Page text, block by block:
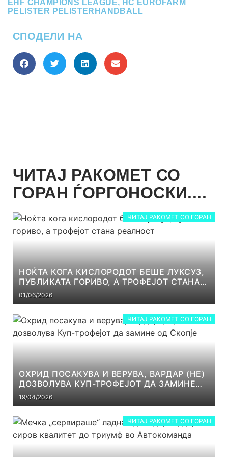
EHF CHAMPIONS LEAGUE, HC EUROFARM
PELISTER PELISTERHANDBALL
СПОДЕЛИ НА
ЧИТАЈ РАКОМЕТ СО
ГОРАН ЃОРГОНОСКИ....
ЧИТАЈ РАКОМЕТ СО ГОРАН
НОЌТА КОГА КИСЛОРОДОТ БЕШЕ ЛУКСУЗ,
ПУБЛИКАТА ГОРИВО, А ТРОФЕЈОТ СТАНА
РЕАЛНОСТ
01/06/2026
ЧИТАЈ РАКОМЕТ СО ГОРАН
ОХРИД ПОСАКУВА И ВЕРУВА, ВАРДАР (НЕ)
ДОЗВОЛУВА КУП-ТРОФЕЈОТ ДА ЗАМИНЕ
ОД СКОПЈЕ
19/04/2026
ЧИТАЈ РАКОМЕТ СО ГОРАН